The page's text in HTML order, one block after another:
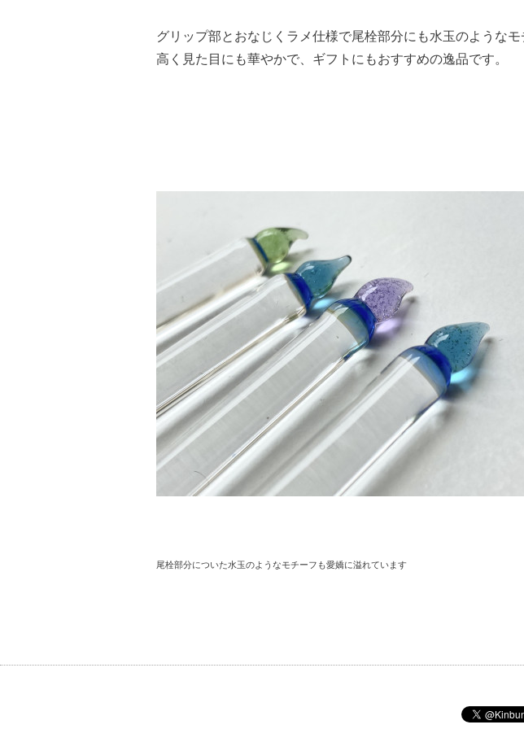
グリップ部とおなじくラメ仕様で尾栓部分にも水玉のような
高く見た目にも華やかで、ギフトにもおすすめの逸品です。
尾栓部分についた水玉のようなモチーフも愛嬌に溢れています